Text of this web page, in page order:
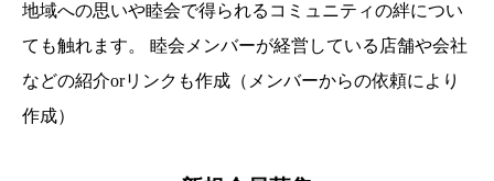
地域への思いや睦会で得られるコミュニティの絆につい
ても触れます。 睦会メンバーが経営している店舗や会社
などの紹介orリンクも作成（メンバーからの依頼により
作成）